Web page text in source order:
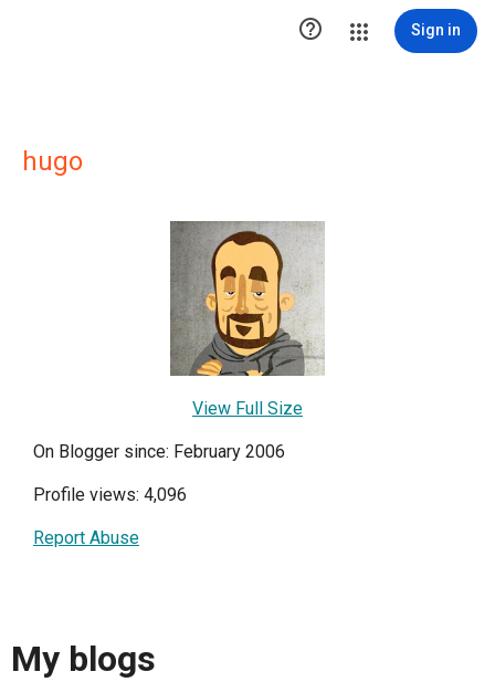
 Sign in
hugo
View Full Size
On Blogger since: February 2006
Profile views: 4,096
Report Abuse
My blogs